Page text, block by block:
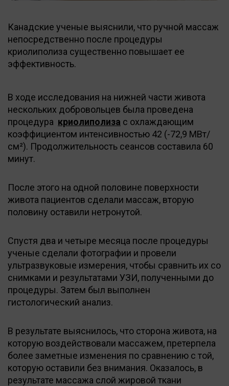
Канадские ученые выяснили, что ручной массаж
непосредственно после процедуры
криолиполиза существенно повышает ее
эффективность.
В ходе исследования на нижней части живота
нескольких добровольцев была проведена
процедура криолиполиза с охлаждающим
коэффициентом интенсивностью 42 (-72,9 МВт/
см²). Продолжительность сеансов составила 60
минут.
После этого на одной половине поверхности
живота пациентов сделали массаж, вторую
половину оставили нетронутой.
Спустя два и четыре месяца после процедуры
ученые сделали фотографии и провели
ультразвуковые измерения, чтобы сравнить их со
снимками и результатами УЗИ, полученными до
процедуры. Затем был выполнен
гистологический анализ.
В результате выяснилось, что сторона живота, на
которую воздействовали массажем, претерпела
более заметные изменения по сравнению с той,
которую оставили без внимания. Оказалось, в
результате массажа слой жировой ткани